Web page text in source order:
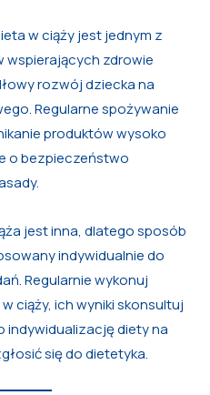
w ciąży jest jednym z
zdrowie
rozwój dziecka na
Regularne spożywanie
produktów wysoko
o bezpieczeństwo
jest inna, dlatego sposób
indywidualnie do
Regularnie wykonuj
ciąży, ich wyniki skonsultuj
indywidualizację diety na
się do dietetyka.